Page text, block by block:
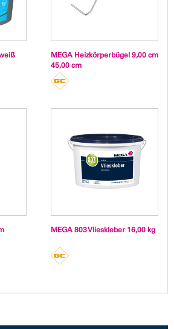
MEGA Heizkörperbügel 9,00 cm
45,00 cm
MEGA 803 Vlieskleber 16,00 kg